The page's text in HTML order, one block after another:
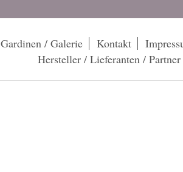
Gardinen / Galerie Kontakt
Hersteller / Lieferanten / Partner